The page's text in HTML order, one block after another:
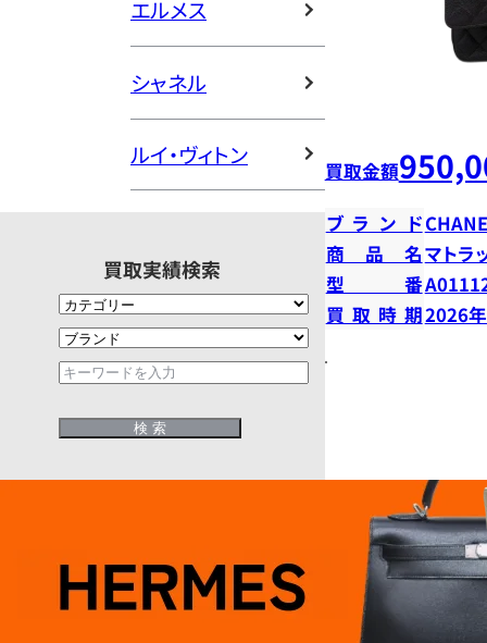
エルメス
シャネル
ルイ・ヴィトン
買取実績検索
買取金額
ブランド
商品名マトラ
型番
買取時期2026